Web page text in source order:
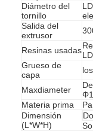
Diámetro del
tornillo
Salida del
extrusor
Resinas usadas
Grueso de
capa
Maxdiameter
Materia prima
Dimensión
(L*W*H)